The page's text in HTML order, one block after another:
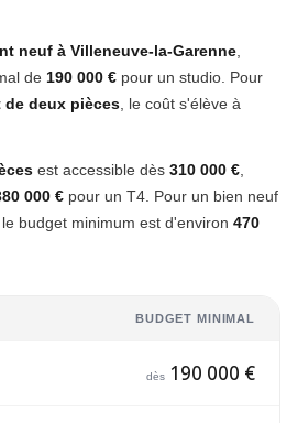
neuf à Villeneuve-la-Garenne
de 190 000 € pour un studio. Pour
de deux pièces , le coût s'élève à
est accessible dès 310 000 €
000 € pour un T4. Pour un bien neuf
, le budget minimum est d'environ 470
BUDGET MINIMAL
dès 190 000 €